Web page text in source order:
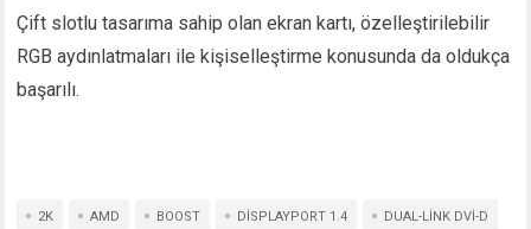
Çift slotlu tasarıma sahip olan ekran kartı, özelleştirilebilir
RGB aydınlatmaları ile kişiselleştirme konusunda da oldukça
başarılı.
2K AMD BOOST DISPLAYPORT 1.4 DUAL-LINK DVI-D